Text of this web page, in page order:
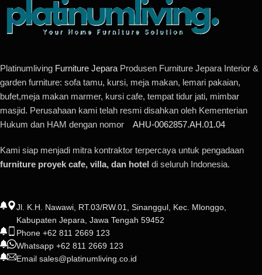
Platinumliving Furniture Jepara Produsen Furniture Jepara Interior &
garden furniture: sofa tamu, kursi, meja makan, lemari pakaian,
bufet,meja makan marmer, kursi cafe, tempat tidur jati, mimbar
masjid. Perusahaan kami telah resmi disahkan oleh Kementerian
Hukum dan HAM dengan nomor AHU-0062857.AH.01.04
Kami siap menjadi mitra kontraktor terpercaya untuk pengadaan
furniture proyek cafe, villa, dan hotel di seluruh Indonesia.
Jl. K.H. Nawawi, RT.03/RW.01, Sinanggul, Kec. Mlonggo,
Kabupaten Jepara, Jawa Tengah 59452
Phone +62 811 2669 123
Whatsapp +62 811 2669 123
Email sales@platinumliving.co.id